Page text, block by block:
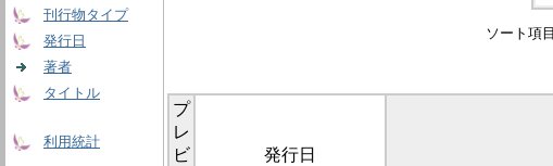
刊行物タイプ
発行日
著者
タイトル
利用統計
ソート項
プ
レ
ビ
発行日